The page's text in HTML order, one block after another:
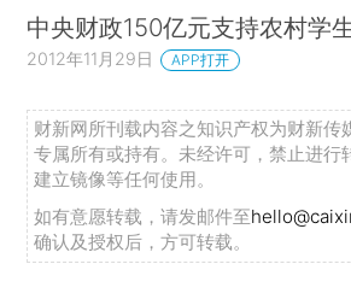
中央财政150亿元支持农村学
2012年11月29日 APP打开
财新网所刊载内容之知识产权为财新传
专属所有或持有。未经许可，禁止进行
建立镜像等任何使用。
如有意愿转载，请发邮件至
确认及授权后，方可转载。